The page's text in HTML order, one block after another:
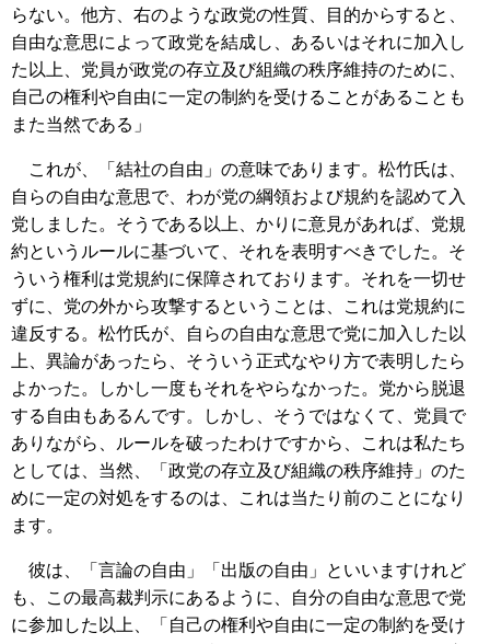
らない。他方、右のような政党の性質、目的からすると、
自由な意思によって政党を結成し、あるいはそれに加入し
た以上、党員が政党の存立及び組織の秩序維持のために、
自己の権利や自由に一定の制約を受けることがあることも
また当然である」
これが、「結社の自由」の意味であります。松竹氏は、
自らの自由な意思で、わが党の綱領および規約を認めて入
党しました。そうである以上、かりに意見があれば、党規
約というルールに基づいて、それを表明すべきでした。そ
ういう権利は党規約に保障されております。それを一切せ
ずに、党の外から攻撃するということは、これは党規約に
違反する。松竹氏が、自らの自由な意思で党に加入した以
上、異論があったら、そういう正式なやり方で表明したら
よかった。しかし一度もそれをやらなかった。党から脱退
する自由もあるんです。しかし、そうではなくて、党員で
ありながら、ルールを破ったわけですから、これは私たち
としては、当然、「政党の存立及び組織の秩序維持」のた
めに一定の対処をするのは、これは当たり前のことになり
ます。
彼は、「言論の自由」「出版の自由」といいますけれど
も、この最高裁判示にあるように、自分の自由な意思で党
に参加した以上、「自己の権利や自由に一定の制約を受け